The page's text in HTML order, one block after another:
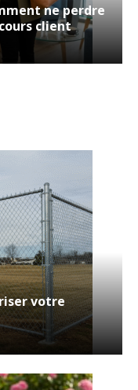
ne perdre
client
votre